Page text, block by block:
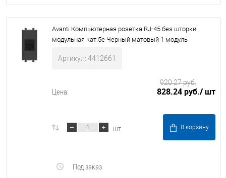
Avanti Компьютерная розетка RJ-45 без шторки
модульная кат.5е Черный матовый 1 модуль
Артикул: 4412661
Цена: 828.24 руб./ шт
920.27 руб.
шт В корзину
Под заказ